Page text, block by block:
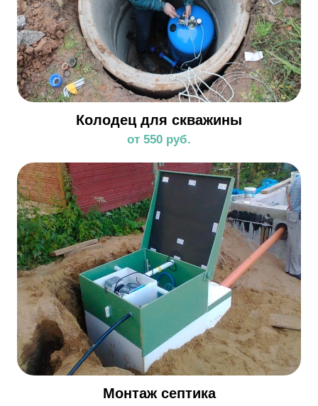
Колодец для скважины
от 550 руб.
Монтаж септика